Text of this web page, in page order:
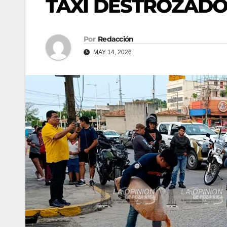
TAXI
Por Redacción
MAY 14, 2026